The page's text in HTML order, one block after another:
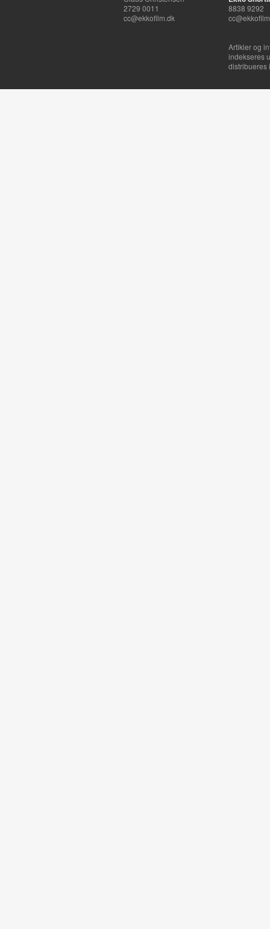
2729 0011
cc@ekkofilm.dk
8838 9292
Artikler og
indekseres
distribueres